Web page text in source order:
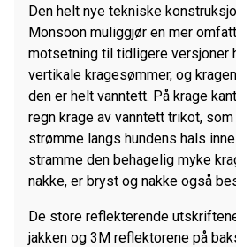
Den helt nye tekniske
Monsoon muliggjør en mer
motsetning til tidligere versjoner
vertikale kragesømmer, og
den er helt vanntett. På krage
regn krage av vanntett trikot,
strømme langs hundens hals
stramme den behagelig myke
nakke, er bryst og nakke også
De store reflekterende
jakken og 3M reflektorene på